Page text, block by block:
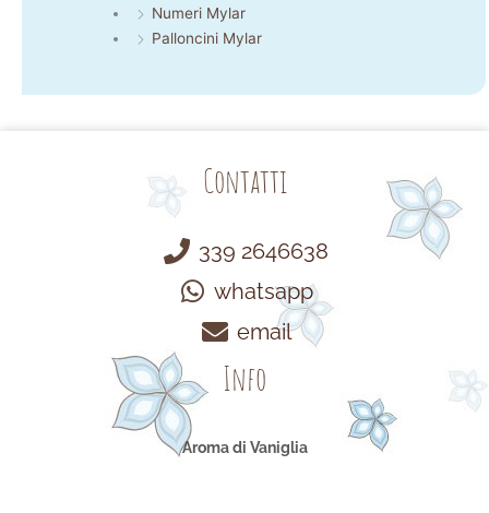
Numeri Mylar
Palloncini Mylar
Contatti
339 2646638
whatsapp
email
Info
Aroma di Vaniglia